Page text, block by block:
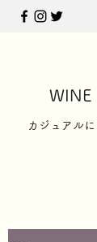
WINE
カジュアル